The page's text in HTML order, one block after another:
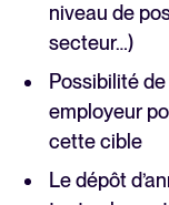
niveau de
secteur…)
Possibilité
employeur
cette cible
Le dépôt